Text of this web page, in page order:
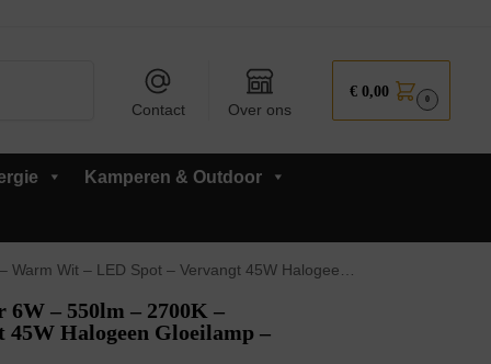
Contact Over ons
€ 0,00 0
Kamperen & Outdoor
Spot – Vervangt 45W Halogeen Gloeilamp – 10 stuks
– 550lm – 2700K –
Halogeen Gloeilamp –